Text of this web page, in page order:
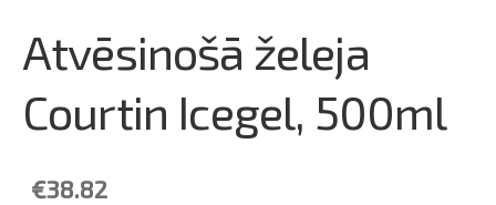
Atvēsinošā želeja
Courtin Icegel, 500ml
€38.82